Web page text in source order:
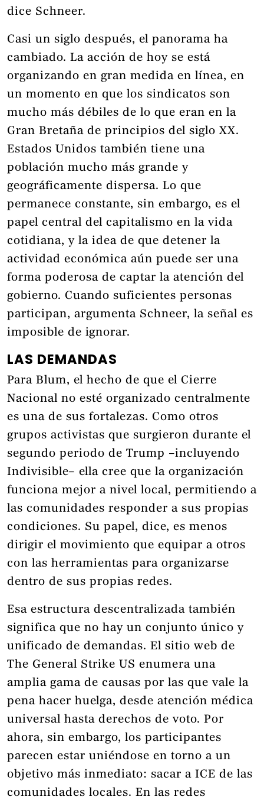
dice Schneer.
Casi un siglo después, el panorama ha
cambiado. La acción de hoy se está
organizando en gran medida en línea, en
un momento en que los sindicatos son
mucho más débiles de lo que eran en la
Gran Bretaña de principios del siglo XX.
Estados Unidos también tiene una
población mucho más grande y
geográficamente dispersa. Lo que
permanece constante, sin embargo, es el
papel central del capitalismo en la vida
cotidiana, y la idea de que detener la
actividad económica aún puede ser una
forma poderosa de captar la atención del
gobierno. Cuando suficientes personas
participan, argumenta Schneer, la señal es
imposible de ignorar.
LAS DEMANDAS
Para Blum, el hecho de que el Cierre
Nacional no esté organizado centralmente
es una de sus fortalezas. Como otros
grupos activistas que surgieron durante el
segundo periodo de Trump –incluyendo
Indivisible– ella cree que la organización
funciona mejor a nivel local, permitiendo a
las comunidades responder a sus propias
condiciones. Su papel, dice, es menos
dirigir el movimiento que equipar a otros
con las herramientas para organizarse
dentro de sus propias redes.
Esa estructura descentralizada también
significa que no hay un conjunto único y
unificado de demandas. El sitio web de
The General Strike US enumera una
amplia gama de causas por las que vale la
pena hacer huelga, desde atención médica
universal hasta derechos de voto. Por
ahora, sin embargo, los participantes
parecen estar uniéndose en torno a un
objetivo más inmediato: sacar a ICE de las
comunidades locales. En las redes